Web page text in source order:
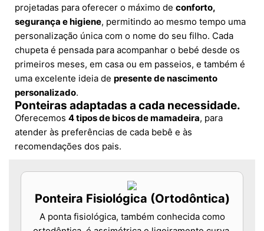
projetadas para oferecer o máximo de conforto,
segurança e higiene, permitindo ao mesmo tempo uma
personalização única com o nome do seu filho. Cada
chupeta é pensada para acompanhar o bebé desde os
primeiros meses, em casa ou em passeios, e também é
uma excelente ideia de presente de nascimento
personalizado.
Ponteiras adaptadas a cada necessidade.
Oferecemos 4 tipos de bicos de mamadeira, para
atender às preferências de cada bebê e às
recomendações dos pais.
Ponteira Fisiológica (Ortodôntica)
A ponta fisiológica, também conhecida como